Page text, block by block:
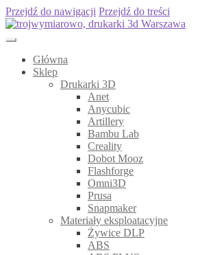
Przejdź do nawigacji Przejdź do treści
Główna
Sklep
Drukarki 3D
Anet
Anycubic
Artillery
Bambu Lab
Creality
Dobot Mooz
Flashforge
Omni3D
Prusa
Snapmaker
Materiały eksploatacyjne
Żywice DLP
ABS